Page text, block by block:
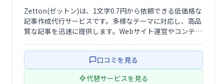
Zetton(ゼットン)は、1文字0.7円から依頼できる低価格な
記事作成代行サービスです。多様なテーマに対応し、高品
質な記事を迅速に提供します。Webサイト運営やコンテン
サービスです。
口コミを見る
代替サービスを見る